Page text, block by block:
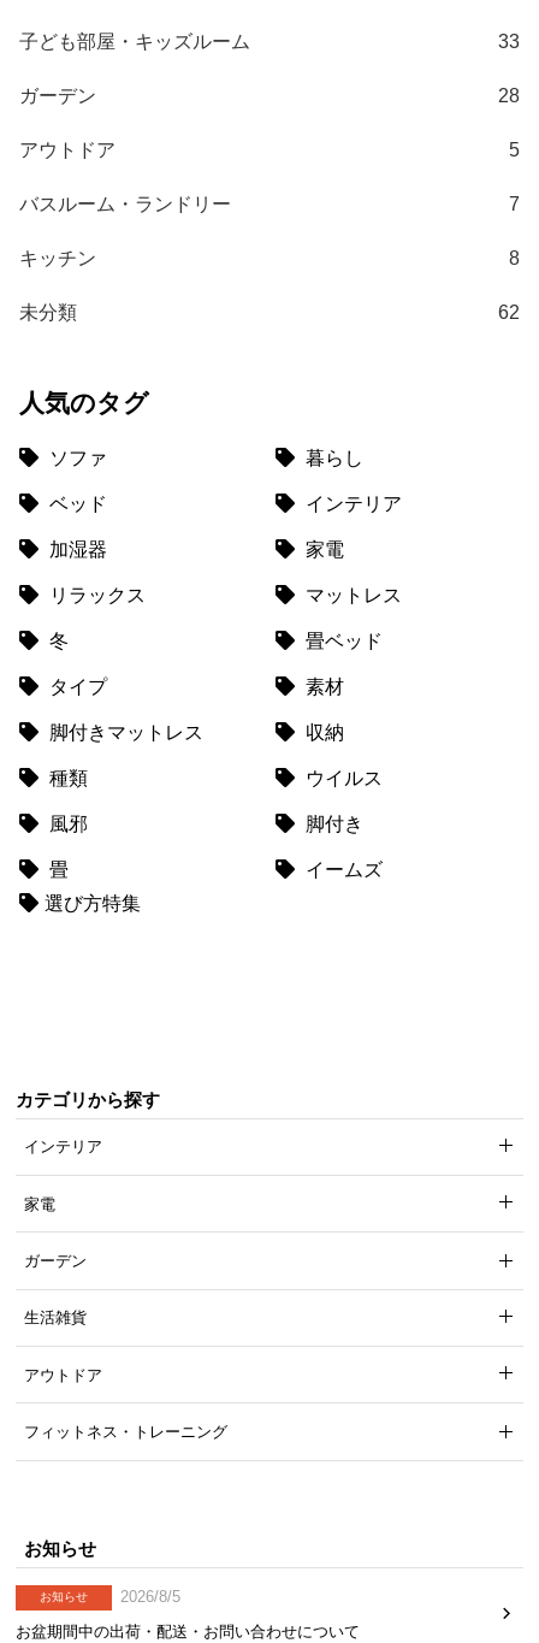
子ども部屋・キッズルーム 33
ガーデン 28
アウトドア 5
バスルーム・ランドリー 7
キッチン 8
未分類 62
人気のタグ
ソファ 暮らし
ベッド インテリア
加湿器 家電
リラックス マットレス
冬 畳ベッド
タイプ 素材
脚付きマットレス 収納
種類 ウイルス
風邪 脚付き
畳
イームズ
選び方特集
カテゴリから探す
インテリア
家電
ガーデン
生活雑貨
アウトドア
フィットネス・トレーニング
お知らせ
お知らせ
2026/8/5
お盆期間中の出荷・配送・お問い合わせについて